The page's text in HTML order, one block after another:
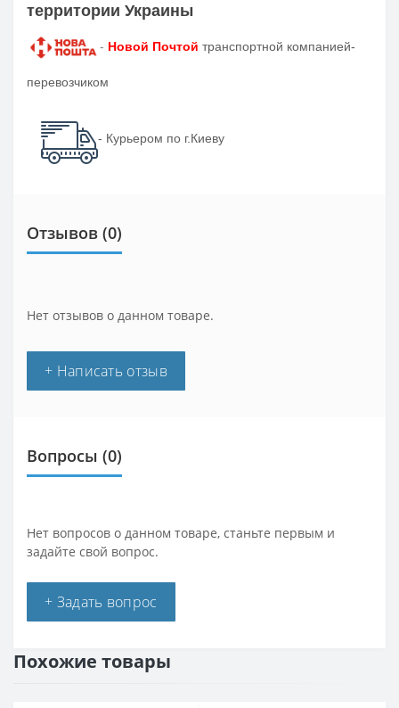
территории Украины
- Новой Почтой транспортной компанией-
перевозчиком
- Курьером по г.Киеву
Отзывов (0)
Нет отзывов о данном товаре.
+ Написать отзыв
Вопросы (0)
Нет вопросов о данном товаре, станьте первым и
задайте свой вопрос.
+ Задать вопрос
Похожие товары